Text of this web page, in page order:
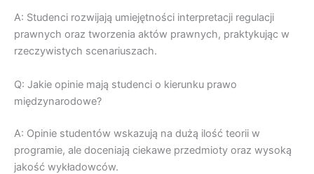
A: Studenci rozwijają umiejętności interpretacji regulacji
prawnych oraz tworzenia aktów prawnych, praktykując w
rzeczywistych scenariuszach.
Q: Jakie opinie mają studenci o kierunku prawo
międzynarodowe?
A: Opinie studentów wskazują na dużą ilość teorii w
programie, ale doceniają ciekawe przedmioty oraz wysoką
jakość wykładowców.